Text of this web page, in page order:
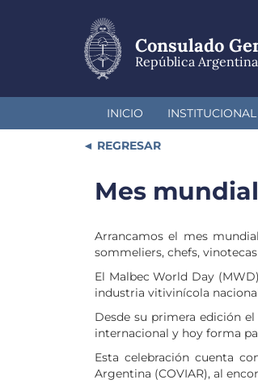
Consulado
República Argentina
INICIO INSTITUCIONAL
REGRESAR
Mes
Arrancamos el mes
sommeliers, chefs,
El Malbec World Day
industria vitivinícola
Desde su primera edición
internacional y hoy forma
Esta celebración cuenta
Argentina (COVIAR), al